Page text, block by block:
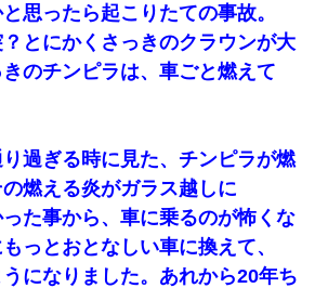
思ったら起こりたての事故。
？とにかくさっきのクラウンが大
のチンピラは、車ごと燃えて
過ぎる時に見た、チンピラが燃
燃える炎がガラス越しに
た事から、車に乗るのが怖くな
っとおとなしい車に換えて、
になりました。あれから20年ち